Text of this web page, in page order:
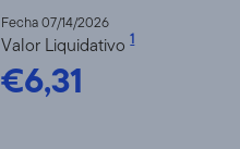
Fecha 07/14/2026
Valor Liquidativo1
€6,31